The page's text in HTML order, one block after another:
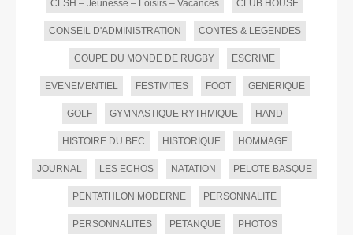
CLSH – Jeunesse – Loisirs – Vacances CLUB HOUSE
CONSEIL D'ADMINISTRATION CONTES & LEGENDES
COUPE DU MONDE DE RUGBY ESCRIME
EVENEMENTIEL FESTIVITES FOOT GENERIQUE
GOLF GYMNASTIQUE RYTHMIQUE HAND
HISTOIRE DU BEC HISTORIQUE HOMMAGE
JOURNAL LES ECHOS NATATION PELOTE BASQUE
PENTATHLON MODERNE PERSONNALITE
PERSONNALITES PETANQUE PHOTOS